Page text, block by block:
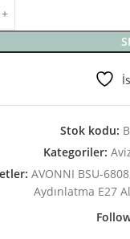
Stok kodu:
Kategoriler:
AVONNI BSU-
Aydınlatma E27